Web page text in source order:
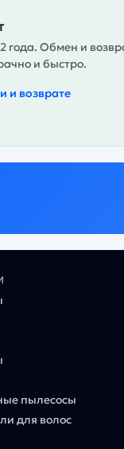
года. Обмен и
и быстро.
и возврате
пылесосы
для волос